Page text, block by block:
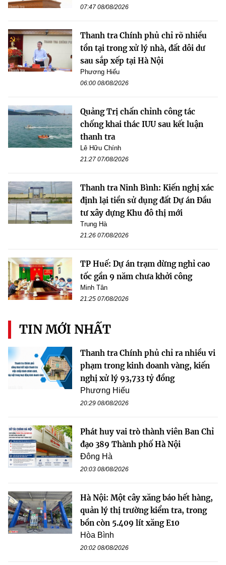
07:47 08/08/2026
Thanh tra Chính phủ chỉ rõ nhiều
tồn tại trong xử lý nhà, đất dôi dư
sau sắp xếp tại Hà Nội
Phương Hiếu
06:00 08/08/2026
Quảng Trị chấn chỉnh công tác
chống khai thác IUU sau kết luận
thanh tra
Lê Hữu Chính
21:27 07/08/2026
Thanh tra Ninh Bình: Kiến nghị xác
định lại tiền sử dụng đất Dự án Đầu
tư xây dựng Khu đô thị mới
Trung Hà
21:26 07/08/2026
TP Huế: Dự án trạm dừng nghỉ cao
tốc gần 9 năm chưa khởi công
Minh Tân
21:25 07/08/2026
TIN MỚI NHẤT
Thanh tra Chính phủ chỉ ra nhiều vi
phạm trong kinh doanh vàng, kiến
nghị xử lý 93,733 tỷ đồng
Phương Hiếu
20:29 08/08/2026
Phát huy vai trò thành viên Ban Chỉ
đạo 389 Thành phố Hà Nội
Đông Hà
20:03 08/08/2026
Hà Nội: Một cây xăng báo hết hàng,
quản lý thị trường kiểm tra, trong
bồn còn 5.409 lít xăng E10
Hòa Bình
20:02 08/08/2026